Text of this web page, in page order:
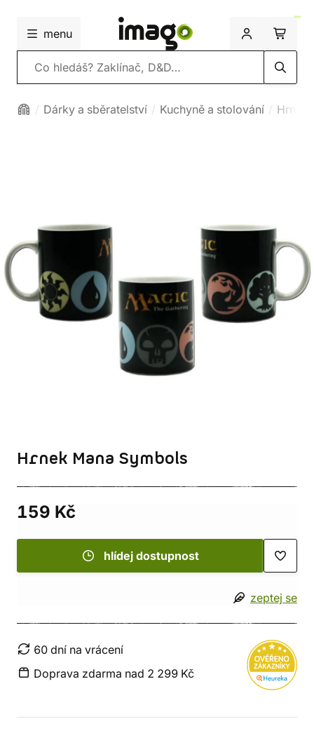
menu
Vyhledávání
Dárky a sběratelství Kuchyně a stolování Hrnky
Hrnek Mana Symbols
159 Kč
hlídej dostupnost
zeptej se
60 dní na vrácení
Doprava zdarma nad 2 299 Kč